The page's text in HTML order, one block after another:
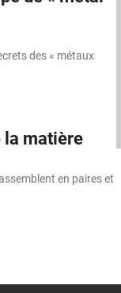
des « métaux
la matière
en paires et